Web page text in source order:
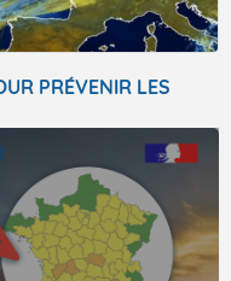
PRÉVENIR LES